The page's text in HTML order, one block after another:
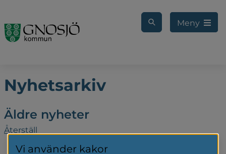
Meny
Nyhetsarkiv
Äldre nyheter
Återställ
Vi använder kakor